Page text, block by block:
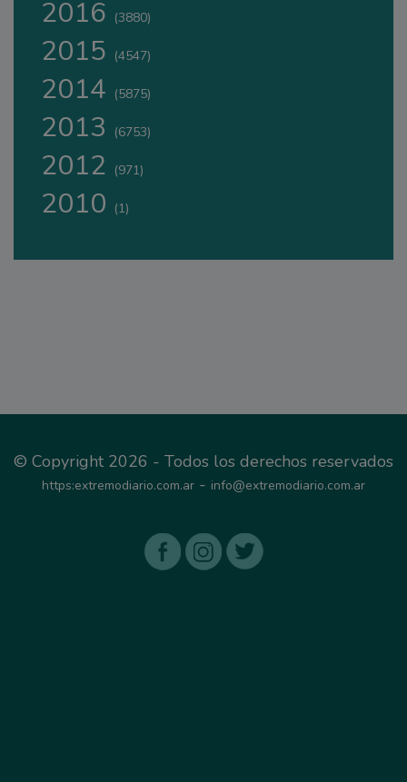
2016 (3880)
2015 (4547)
2014 (5875)
2013 (6753)
2012 (971)
2010 (1)
© Copyright 2026 - Todos los derechos reservados
https:extremodiario.com.ar - info@extremodiario.com.ar